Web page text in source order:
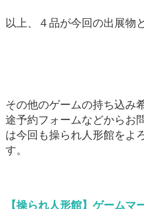
以上、４品が今回の出展物
その他のゲームの持ち込み
途予約フォームなどからお
は今回も操られ人形館をよ
す。
【操られ人形館】ゲーム